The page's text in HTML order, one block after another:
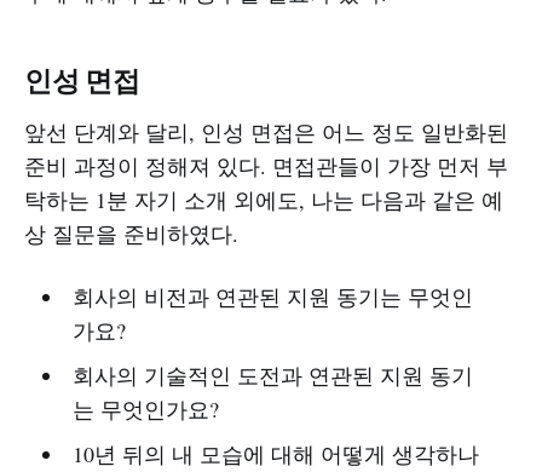
인성 면접
앞선 단계와 달리, 인성 면접은 어느 정도 일반화된
준비 과정이 정해져 있다. 면접관들이 가장 먼저 부
탁하는 1분 자기 소개 외에도, 나는 다음과 같은 예
상 질문을 준비하였다.
회사의 비전과 연관된 지원 동기는 무엇인
가요?
회사의 기술적인 도전과 연관된 지원 동기
는 무엇인가요?
10년 뒤의 내 모습에 대해 어떻게 생각하나